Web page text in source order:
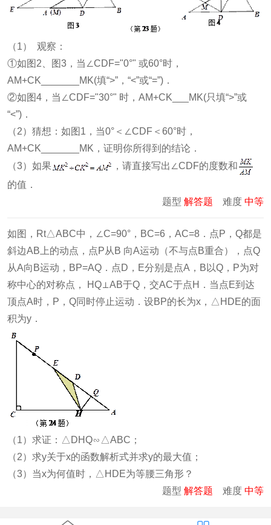
（1） 观察：
①如图2、图3，当∠CDF="0°" 或60°时，
AM+CK_______MK(填“>”，“<”或“=”)．
②如图4，当∠CDF="30°" 时，AM+CK___MK(只填“>”或
“<”)．
（2）猜想：如图1，当0°＜∠CDF＜60°时，
AM+CK_______MK，证明你所得到的结论．
（3）如果
，请直接写出∠CDF的度数和
的值．
题型 解答题 难度 中等
如图，Rt△ABC中，∠C=90°，BC=6，AC=8．点P，Q都是
斜边AB上的动点，点P从B 向A运动（不与点B重合），点Q
从A向B运动，BP=AQ．点D，E分别是点A，B以Q，P为对
称中心的对称点， HQ⊥AB于Q，交AC于点H．当点E到达
顶点A时，P，Q同时停止运动．设BP的长为x，△HDE的面
积为y．
（1）求证：△DHQ∽△ABC；
（2）求y关于x的函数解析式并求y的最大值；
（3）当x为何值时，△HDE为等腰三角形？
题型 解答题 难度 中等